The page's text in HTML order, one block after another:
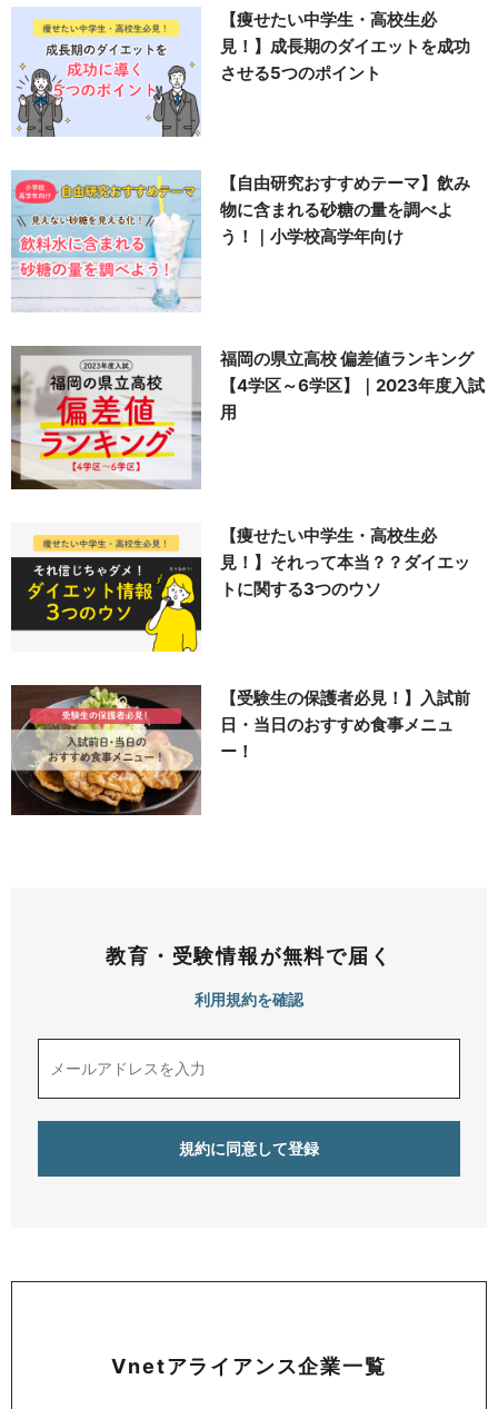
【痩せたい中学生・高校生必
見！】成長期のダイエットを成功
させる5つのポイント
【自由研究おすすめテーマ】飲み
物に含まれる砂糖の量を調べよ
う！｜小学校高学年向け
福岡の県立高校 偏差値ランキング
【4学区～6学区】｜2023年度入試
用
【痩せたい中学生・高校生必
見！】それって本当？？ダイエッ
トに関する3つのウソ
【受験生の保護者必見！】入試前
日・当日のおすすめ食事メニュ
ー！
教育・受験情報が無料で届く
利用規約を確認
Vnetアライアンス企業一覧